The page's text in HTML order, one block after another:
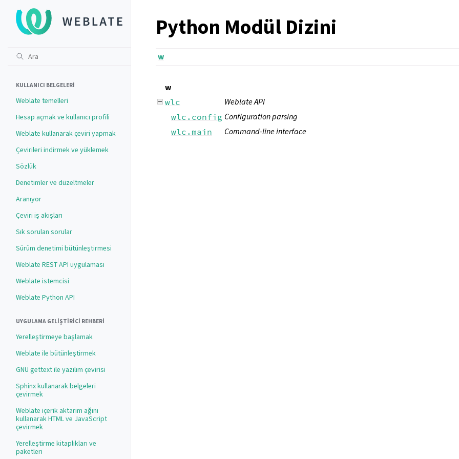
KULLANICI BELGELERI
Weblate temelleri
Hesap açmak ve kullanıcı profili
Weblate kullanarak çeviri yapmak
Çevirileri indirmek ve yüklemek
Sözlük
Denetimler ve düzeltmeler
Aranıyor
Çeviri iş akışları
Sık sorulan sorular
Sürüm denetimi bütünleştirmesi
Weblate REST API uygulaması
Weblate istemcisi
Weblate Python API
UYGULAMA GELIŞTIRICI REHBERI
Yerelleştirmeye başlamak
Weblate ile bütünleştirmek
GNU gettext ile yazılım çevirisi
Sphinx kullanarak belgeleri
çevirmek
Weblate içerik aktarım ağını
kullanarak HTML ve JavaScript
çevirmek
Yerelleştirme kitaplıkları ve
paketleri
Python Modül Dizini
w
w
wlc Weblate API
wlc.config Configuration parsing
wlc.main Command-line interface